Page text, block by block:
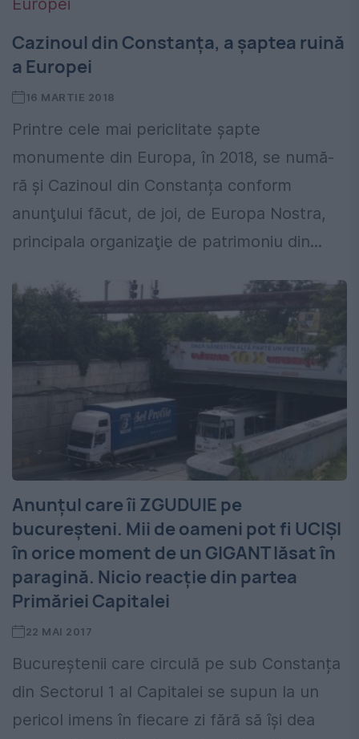
Cazinoul din Constanța, a șaptea ruină
a Europei
16 MARTIE 2018
Printre cele mai periclitate şapte
monumente din Europa, în 2018, se numă-
ră și Cazinoul din Constanța conform
anunţului făcut, de joi, de Europa Nostra,
principala organizaţie de patrimoniu din...
Anunțul care îi ZGUDUIE pe
bucureșteni. Mii de oameni pot fi UCIȘI
în orice moment de un GIGANT lăsat în
paragină. Nicio reacție din partea
Primăriei Capitalei
22 MAI 2017
Bucureștenii care circulă pe sub Constanța
din Sectorul 1 al Capitalei se supun la un
pericol imens în fiecare zi fără să își dea